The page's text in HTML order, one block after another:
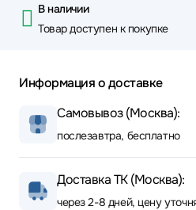
В наличии
Товар доступен к покупке
Информация о доставке
Самовывоз (Москва):
послезавтра, бесплатно
Доставка ТК (Москва):
через 2-8 дней, цену